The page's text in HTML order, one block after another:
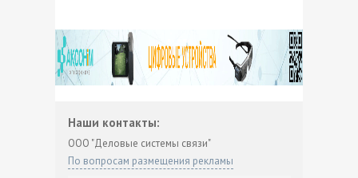
Наши контакты:
ООО "Деловые системы связи"
По вопросам размещения рекламы